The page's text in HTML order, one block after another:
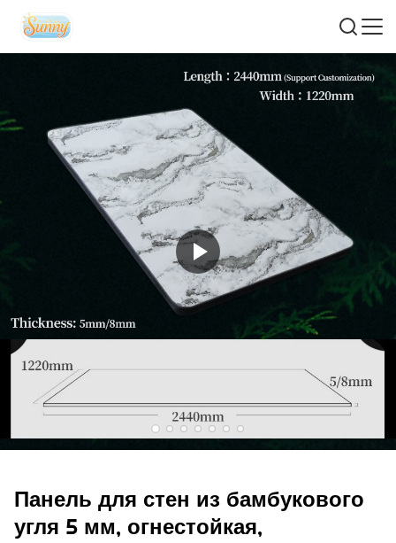
Панель для стен из бамбукового
угля 5 мм, огнестойкая,